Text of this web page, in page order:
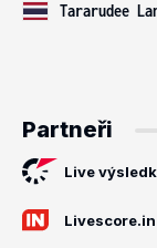
Tararudee
Partneři
Live
Livescore.in